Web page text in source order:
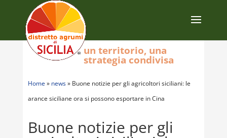
Home » news» Buone notizie per gli agricoltori siciliani: le
arance siciliane ora si possono esportare in Cina
Buone notizie per gli
un territorio, una
strategia condivisa